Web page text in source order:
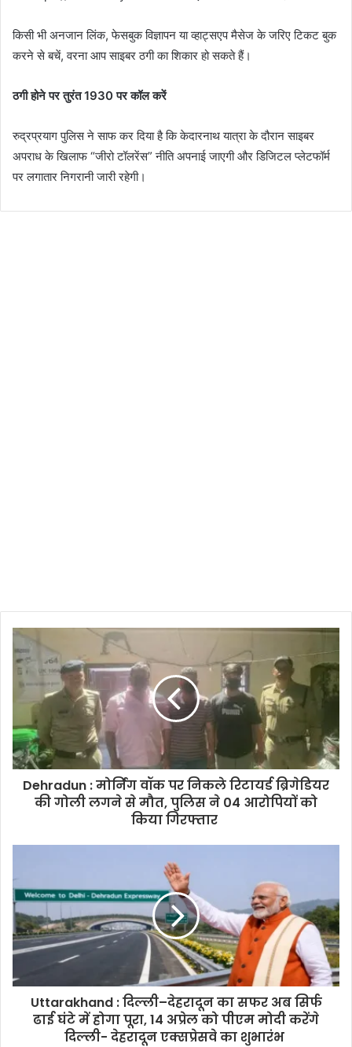
किसी भी अनजान लिंक, फेसबुक विज्ञापन या व्हाट्सएप मैसेज के जरिए टिकट बुक
करने से बचें, वरना आप साइबर ठगी का शिकार हो सकते हैं।
ठगी होने पर तुरंत 1930 पर कॉल करें
रुद्रप्रयाग पुलिस ने साफ कर दिया है कि केदारनाथ यात्रा के दौरान साइबर
अपराध के खिलाफ “जीरो टॉलरेंस” नीति अपनाई जाएगी और डिजिटल प्लेटफॉर्म
पर लगातार निगरानी जारी रहेगी।
Dehradun : मोर्निंग वॉक पर निकले रिटायर्ड ब्रिगेडियर
की गोली लगने से मौत, पुलिस ने 04 आरोपियों को
किया गिरफ्तार
Uttarakhand : दिल्ली–देहरादून का सफर अब सिर्फ
ढाई घंटे में होगा पूरा, 14 अप्रेल को पीएम मोदी करेंगे
दिल्ली- देहरादून एक्सप्रेसवे का शुभारंभ